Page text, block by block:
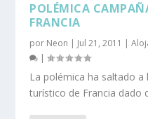
POLÉMICA
FRANCIA
por Neon | Jul 21, 2011 |
|
La polémica ha saltado
turístico de Francia dado